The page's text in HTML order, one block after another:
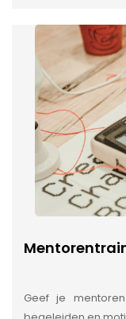
Geef je